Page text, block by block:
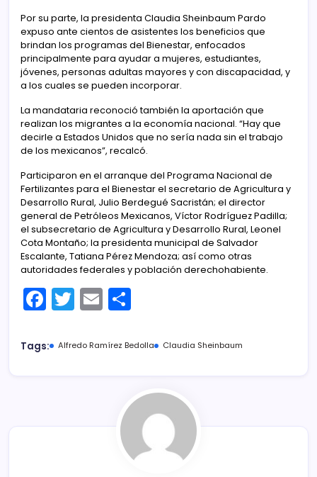
Por su parte, la presidenta Claudia Sheinbaum Pardo
expuso ante cientos de asistentes los beneficios que
brindan los programas del Bienestar, enfocados
principalmente para ayudar a mujeres, estudiantes,
jóvenes, personas adultas mayores y con discapacidad, y
a los cuales se pueden incorporar.
La mandataria reconoció también la aportación que
realizan los migrantes a la economía nacional. “Hay que
decirle a Estados Unidos que no sería nada sin el trabajo
de los mexicanos”, recalcó.
Participaron en el arranque del Programa Nacional de
Fertilizantes para el Bienestar el secretario de Agricultura y
Desarrollo Rural, Julio Berdegué Sacristán; el director
general de Petróleos Mexicanos, Víctor Rodríguez Padilla;
el subsecretario de Agricultura y Desarrollo Rural, Leonel
Cota Montaño; la presidenta municipal de Salvador
Escalante, Tatiana Pérez Mendoza; así como otras
autoridades federales y población derechohabiente.
F
a
c
T
w
itt
E
m
ai m
ar
tir
Tags: Alfredo Ramírez Bedolla Claudia Sheinbaum